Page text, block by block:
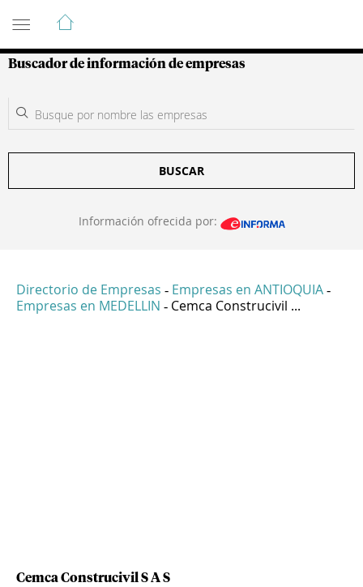
Guía de Empresas Colombianas
Buscador de información de empresas
BUSCAR
Información ofrecida por:
Directorio de Empresas - Empresas en ANTIOQUIA -
Empresas en MEDELLIN - Cemca Construcivil ...
Cemca Construcivil S A S